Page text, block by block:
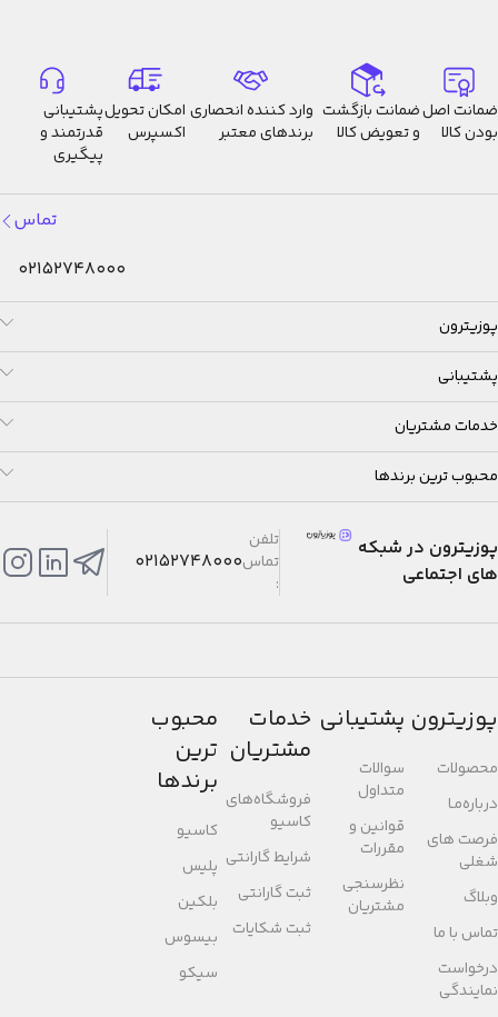
ضمانت اصل
بودن کالا
ضمانت بازگشت
و تعویض کالا
وارد کننده انحصاری
برندهای معتبر
امکان تحویل
اکسپرس
پشتیبانی
قدرتمند و
پیگیری
تماس
02152748000
پوزیترون
پشتیبانی
خدمات مشتریان
محبوب ترین برندها
پوزیترون در شبکه
های اجتماعی
تلفن
تماس
:
02152748000
پوزیترون
محصولات
درباره‌مـا
فرصت های
شغلی
وبلاگ
تماس با ما
درخواست
نمایندگی
پشتیبانی
سوالات
متداول
قوانین و
مقررات
نظرسنجی
مشتریان
خدمات
مشتریان
فروشگاه‌های
کاسیو
شرایط گارانتی
ثبت گارانتی
ثبت شکایات
محبوب
ترین
برندها
کاسیو
پلیس
بلکین
بیسوس
سیکو